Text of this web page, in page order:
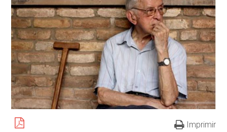
Imprimir